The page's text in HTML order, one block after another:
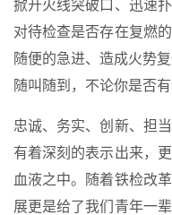
掀开火线突破口、迅速
对待检查是否存在复燃
随便的急进、造成火势
随叫随到，不论你是否
忠诚、务实、创新、担
有着深刻的表示出来，
血液之中。随着铁检改
展更是给了我们青年一